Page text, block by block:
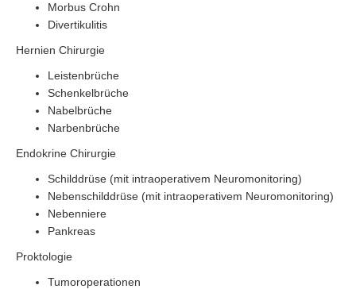
Morbus Crohn
Divertikulitis
Hernien Chirurgie
Leistenbrüche
Schenkelbrüche
Nabelbrüche
Narbenbrüche
Endokrine Chirurgie
Schilddrüse (mit intraoperativem Neuromonitoring)
Nebenschilddrüse (mit intraoperativem Neuromonitoring)
Nebenniere
Pankreas
Proktologie
Tumoroperationen